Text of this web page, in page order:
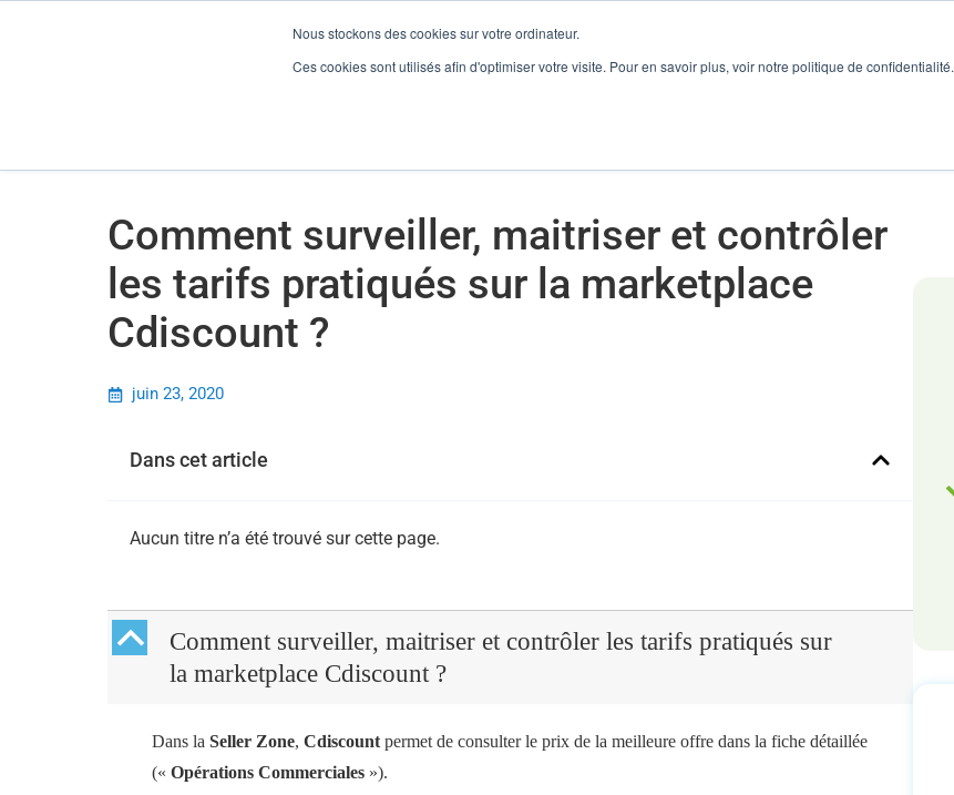
Nous stockons des cookies sur votre ordinateur.
Ces cookies sont utilisés afin d'optimiser votre visite. Pour en savoir plus, voir notre politique de confidentialité.
Comment surveiller, maitriser et contrôler
les tarifs pratiqués sur la marketplace
Cdiscount ?
juin 23, 2020
Dans cet article
Aucun titre n’a été trouvé sur cette page.
B
Comment surveiller, maitriser et contrôler les tarifs pratiqués sur
la marketplace Cdiscount ?
Dans laSeller Zone,Cdiscount permet de consulter le prix de la meilleure offre dans la fiche détaillée
(«Opérations Commerciales »).